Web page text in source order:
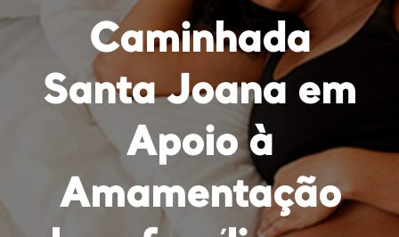
Caminhada
Santa Joana em
Apoio à
Amamentação